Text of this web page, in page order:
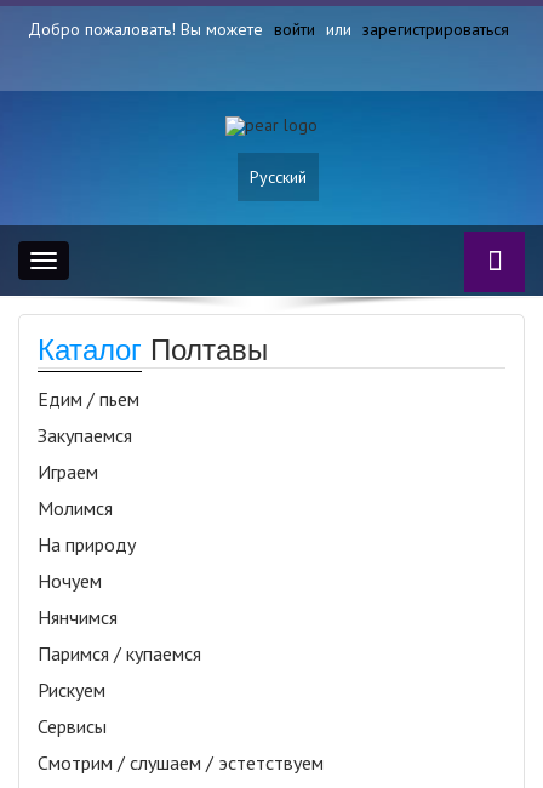
Добро пожаловать! Вы можете войти или зарегистрироваться
Русский
Toggle
navigation
Каталог Полтавы
Едим / пьем
Закупаемся
Играем
Молимся
На природу
Ночуем
Нянчимся
Паримся / купаемся
Рискуем
Сервисы
Смотрим / слушаем / эстетствуем